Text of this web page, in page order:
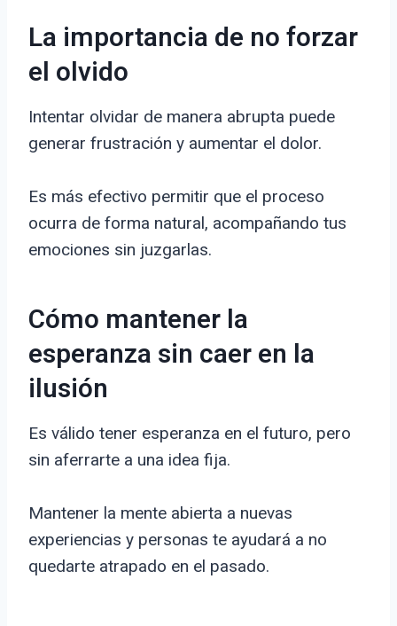
La importancia de no forzar
el olvido
Intentar olvidar de manera abrupta puede
generar frustración y aumentar el dolor.
Es más efectivo permitir que el proceso
ocurra de forma natural, acompañando tus
emociones sin juzgarlas.
Cómo mantener la
esperanza sin caer en la
ilusión
Es válido tener esperanza en el futuro, pero
sin aferrarte a una idea fija.
Mantener la mente abierta a nuevas
experiencias y personas te ayudará a no
quedarte atrapado en el pasado.